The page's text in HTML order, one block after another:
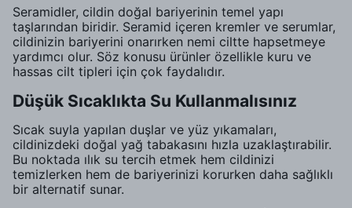
Seramidler, cildin doğal bariyerinin temel yapı
taşlarından biridir. Seramid içeren kremler ve serumlar,
cildinizin bariyerini onarırken nemi ciltte hapsetmeye
yardımcı olur. Söz konusu ürünler özellikle kuru ve
hassas cilt tipleri için çok faydalıdır.
Düşük Sıcaklıkta Su Kullanmalısınız
Sıcak suyla yapılan duşlar ve yüz yıkamaları,
cildinizdeki doğal yağ tabakasını hızla uzaklaştırabilir.
Bu noktada ılık su tercih etmek hem cildinizi
temizlerken hem de bariyerinizi korurken daha sağlıklı
bir alternatif sunar.